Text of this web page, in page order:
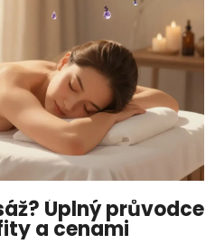
Úplný průvodce
a cenami